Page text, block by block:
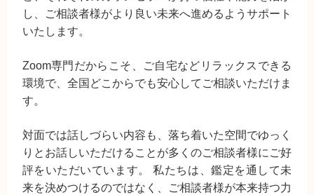
し、ご相談者様がより良い未来へ進めるようサポート
いたします。
Zoom専門だからこそ、ご自宅などリラックスできる
環境で、全国どこからでも安心してご相談いただけま
す。
対面では話しづらい内容も、落ち着いた空間でゆっく
りとお話しいただけることが多くのご相談者様にご好
評をいただいています。 私たちは、鑑定を通して未
来を決めつけるのではなく、ご相談者様が本来持つ力